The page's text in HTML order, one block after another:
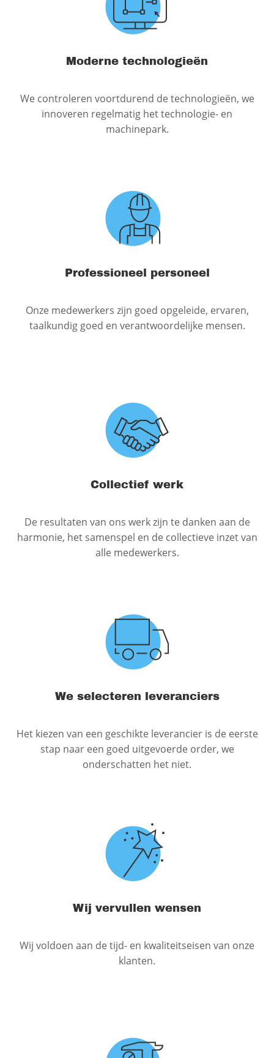
Moderne technologieën
We controleren voortdurend de technologieën, we
innoveren regelmatig het technologie- en
machinepark.
Professioneel personeel
Onze medewerkers zijn goed opgeleide, ervaren,
taalkundig goed en verantwoordelijke mensen.
Collectief werk
De resultaten van ons werk zijn te danken aan de
harmonie, het samenspel en de collectieve inzet van
alle medewerkers.
We selecteren leveranciers
Het kiezen van een geschikte leverancier is de eerste
stap naar een goed uitgevoerde order, we
onderschatten het niet.
Wij vervullen wensen
Wij voldoen aan de tijd- en kwaliteitseisen van onze
klanten.